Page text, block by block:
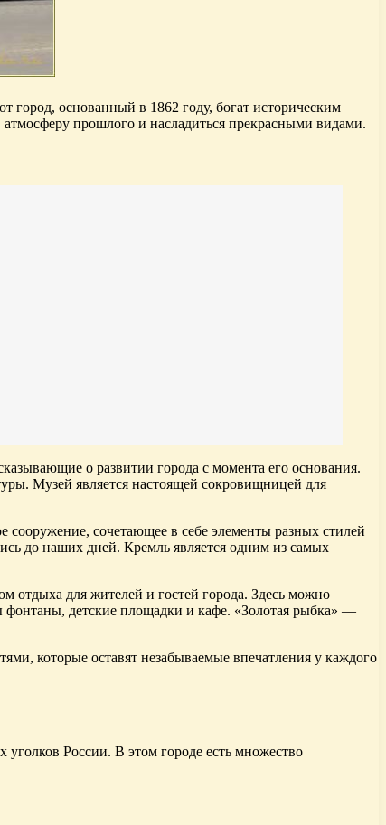
город, основанный в 1862 году, богат историческим
прошлого и насладиться прекрасными видами.
о развитии города с момента его основания.
Музей является настоящей сокровищницей для
сочетающее в себе элементы разных стилей
до наших дней. Кремль является одним из самых
отдыха для жителей и гостей города. Здесь можно
фонтаны, детские площадки и кафе. «Золотая рыбка» —
которые оставят незабываемые впечатления у каждого
уголков России. В этом городе есть множество